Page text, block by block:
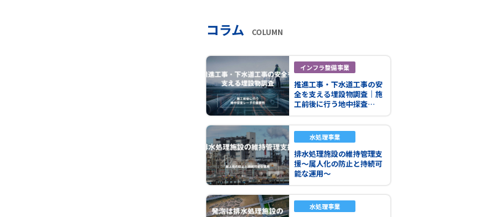
コラム COLUMN
インフラ整備事業
推進工事・下水道工事の安
全を支える埋設物調査｜施
工前後に行う地中探査…
水処理事業
排水処理施設の維持管理支
援～属人化の防止と持続可
能な運用～
水処理事業